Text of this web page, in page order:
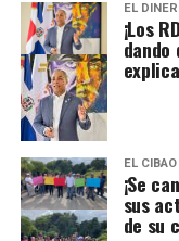
EL
¡Los
dando
EL CIBAO
¡Se
sus
de su